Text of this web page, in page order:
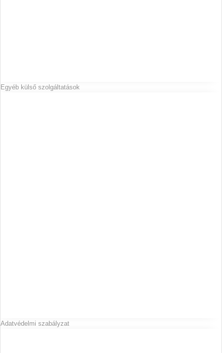
Egyéb külső szolgáltatások
Adatvédelmi szabályzat